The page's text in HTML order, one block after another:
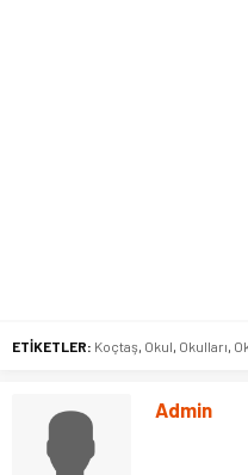
ETİKETLER: Koçtaş Okul Okulları
Admin